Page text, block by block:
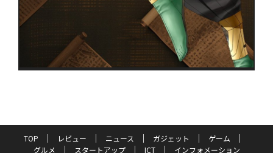
TOP レビュー ニュース ガジェット
ゲーム
グルメ
スタートアップ ICT インフォメーション